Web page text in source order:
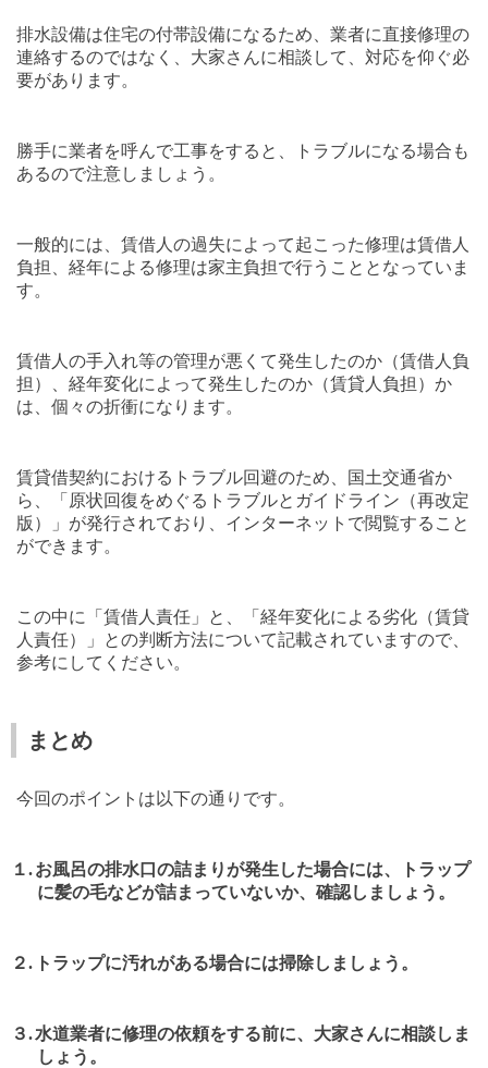
排水設備は住宅の付帯設備になるため、業者に直接修理の
連絡するのではなく、大家さんに相談して、対応を仰ぐ必
要があります。
勝手に業者を呼んで工事をすると、トラブルになる場合も
あるので注意しましょう。
一般的には、賃借人の過失によって起こった修理は賃借人
負担、経年による修理は家主負担で行うこととなっていま
す。
賃借人の手入れ等の管理が悪くて発生したのか（賃借人負
担）、経年変化によって発生したのか（賃貸人負担）か
は、個々の折衝になります。
賃貸借契約におけるトラブル回避のため、国土交通省か
ら、「原状回復をめぐるトラブルとガイドライン（再改定
版）」が発行されており、インターネットで閲覧すること
ができます。
この中に「賃借人責任」と、「経年変化による劣化（賃貸
人責任）」との判断方法について記載されていますので、
参考にしてください。
まとめ
今回のポイントは以下の通りです。
１.お風呂の排水口の詰まりが発生した場合には、トラップ
に髪の毛などが詰まっていないか、確認しましょう。
２. トラップに汚れがある場合には掃除しましょう。
３.水道業者に修理の依頼をする前に、大家さんに相談しま
しょう。